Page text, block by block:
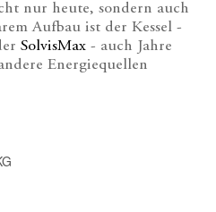
nur heute, sondern auch
Aufbau ist der Kessel -
SolvisMax - auch Jahre
Energiequellen